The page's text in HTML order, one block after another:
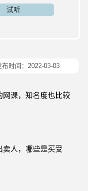
试听
布时间：2022-03-03
网课，知名度也比较
卖人，哪些是买受